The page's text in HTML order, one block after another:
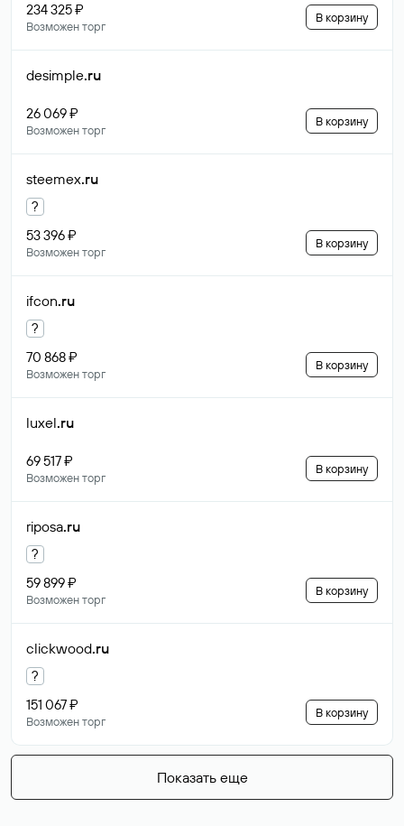
234 325 ₽
Возможен торг
В корзину
desimple.ru
26 069 ₽
Возможен торг
В корзину
steemex.ru
?
53 396 ₽
Возможен торг
В корзину
ifcon.ru
?
70 868 ₽
Возможен торг
В корзину
luxel.ru
69 517 ₽
Возможен торг
В корзину
riposa.ru
?
59 899 ₽
Возможен торг
В корзину
clickwood.ru
?
151 067 ₽
Возможен торг
В корзину
Показать еще